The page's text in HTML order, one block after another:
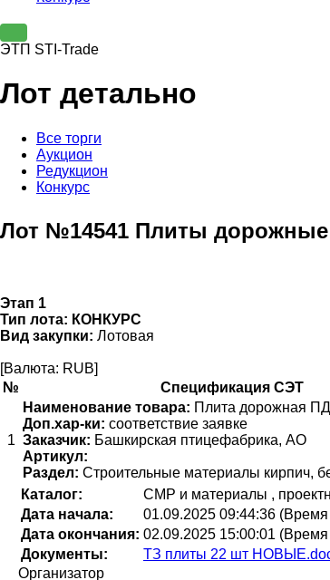
ЭТП STI-Trade
Лот детально
Все торги
Аукцион
Редукцион
Конкурс
Лот №14541 Плиты
Этап 1
Тип лота: КОНКУРС
Вид закупки: Лотовая
[Валюта: RUB]
№
Спецификация СЭТ
1
Наименование товара: Плита дорожная
Доп.хар-ки: соответствие заявке
Заказчик: Башкирская птицефабрика, АО
Артикул:
Раздел: Строительные материалы кирпич,
Каталог:
СМР и материалы ,
Дата начала:
01.09.2025 09:44:36 (Время
Дата окончания: 02.09.2025 15:00:01 (Время
Документы:
ТЗ плиты 22 шт
Организатор